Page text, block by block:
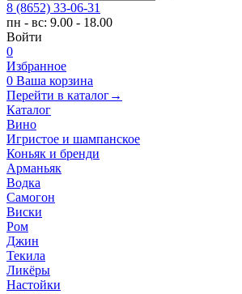
8 (8652) 33-06-31
пн - вс: 9.00 - 18.00
Войти
0
Избранное
0 Ваша корзина
Перейти в каталог→
Каталог
Вино
Игристое и шампанское
Коньяк и бренди
Арманьяк
Водка
Самогон
Виски
Ром
Джин
Текила
Ликёры
Настойки